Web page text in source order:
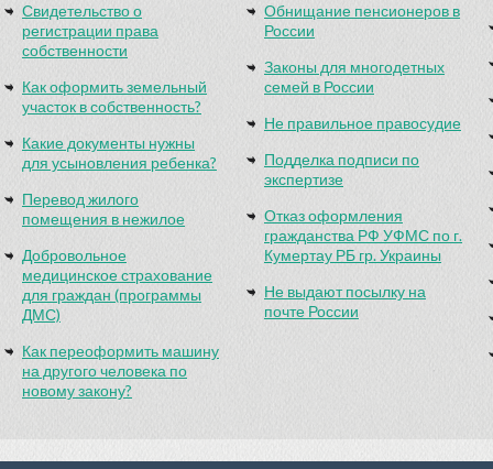
Свидетельство о
регистрации права
собственности
Как оформить земельный
участок в собственность?
Какие документы нужны
для усыновления ребенка?
Перевод жилого
помещения в нежилое
Добровольное
медицинское страхование
для граждан (программы
ДМС)
Как переоформить машину
на другого человека по
новому закону?
Обнищание пенсионеров в
России
Законы для многодетных
семей в России
Не правильное правосудие
Подделка подписи по
экспертизе
Отказ оформления
гражданства РФ УФМС по г.
Кумертау РБ гр. Украины
Не выдают посылку на
почте России